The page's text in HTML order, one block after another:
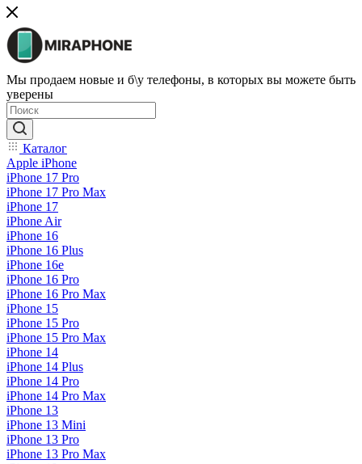
Мы продаем новые и б\у телефоны, в которых вы можете быть
уверены
Каталог
Apple iPhone
iPhone 17 Pro
iPhone 17 Pro Max
iPhone 17
iPhone Air
iPhone 16
iPhone 16 Plus
iPhone 16e
iPhone 16 Pro
iPhone 16 Pro Max
iPhone 15
iPhone 15 Pro
iPhone 15 Pro Max
iPhone 14
iPhone 14 Plus
iPhone 14 Pro
iPhone 14 Pro Max
iPhone 13
iPhone 13 Mini
iPhone 13 Pro
iPhone 13 Pro Max